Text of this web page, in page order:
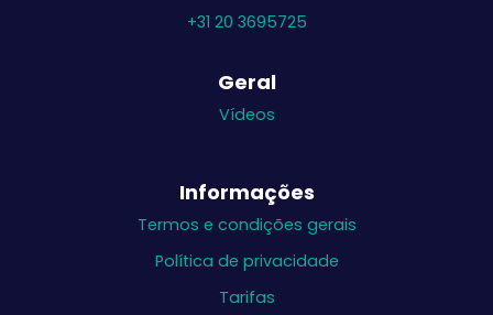
+31 20 3695725
Geral
Vídeos
Informações
Termos e condições gerais
Política de privacidade
Tarifas